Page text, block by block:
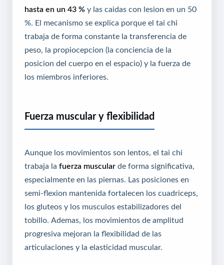
hasta en un 43 % y las caidas con lesion en un 50
%. El mecanismo se explica porque el tai chi
trabaja de forma constante la transferencia de
peso, la propiocepcion (la conciencia de la
posicion del cuerpo en el espacio) y la fuerza de
los miembros inferiores.
Fuerza muscular y flexibilidad
Aunque los movimientos son lentos, el tai chi
trabaja la fuerza muscular de forma significativa,
especialmente en las piernas. Las posiciones en
semi-flexion mantenida fortalecen los cuadriceps,
los gluteos y los musculos estabilizadores del
tobillo. Ademas, los movimientos de amplitud
progresiva mejoran la flexibilidad de las
articulaciones y la elasticidad muscular.